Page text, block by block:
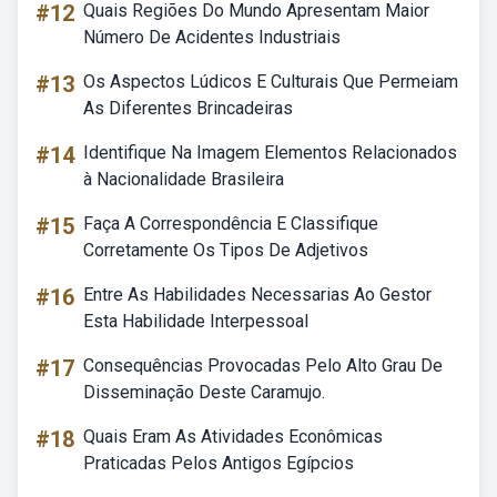
#12 Quais Regiões Do Mundo Apresentam Maior
Número De Acidentes Industriais
#13 Os Aspectos Lúdicos E Culturais Que Permeiam
As Diferentes Brincadeiras
#14 Identifique Na Imagem Elementos Relacionados
à Nacionalidade Brasileira
#15 Faça A Correspondência E Classifique
Corretamente Os Tipos De Adjetivos
#16 Entre As Habilidades Necessarias Ao Gestor
Esta Habilidade Interpessoal
#17 Consequências Provocadas Pelo Alto Grau De
Disseminação Deste Caramujo.
#18 Quais Eram As Atividades Econômicas
Praticadas Pelos Antigos Egípcios